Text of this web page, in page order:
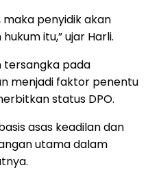
penyidik akan
itu,” ujar Harli.
tersangka pada
menjadi faktor penentu
status DPO.
asas keadilan dan
utama dalam